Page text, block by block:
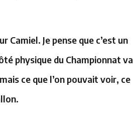
Je pense que c’est un
physique du Championnat va
ce que l’on pouvait voir, ce